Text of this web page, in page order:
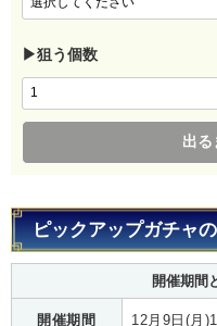
▶狙う個数
出る
ピックアップガチャ
開催期間
開催期間 12月9日(月